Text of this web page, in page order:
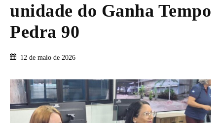
unidade do Ganha Tempo
Pedra 90
12 de maio de 2026